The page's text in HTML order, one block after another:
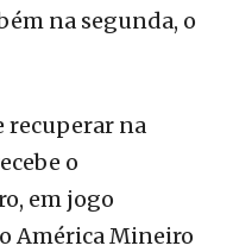
na segunda, o
recuperar na
o
em jogo
o América Mineiro